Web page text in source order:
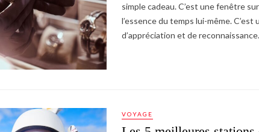
simple cadeau. C’est une fenêtre
l’essence du temps lui-même.
d’appréciation et de
VOYAGE